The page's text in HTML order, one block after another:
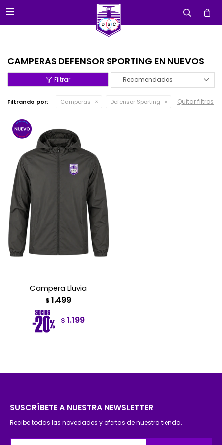

CAMPERAS DEFENSOR SPORTING EN NUEVOS
Recomendados
Filtrando por: Camperas Defensor Sporting Quitar filtros
Campera Lluvia
$ 1.499
$ 1.199
SUSCRÍBETE A NUESTRA NEWSLETTER
Recibe todas las novedades y ofertas de nuestra tienda.